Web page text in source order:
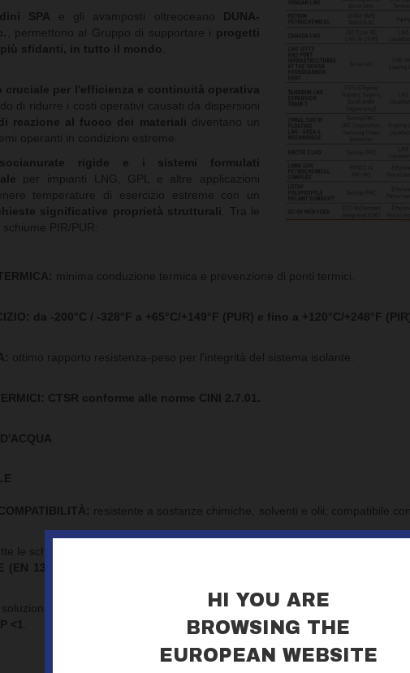
SPA e gli avamposti oltreoceano DUNA-
, permettono al Gruppo di supportare i progetti
sfidanti, in tutto il mondo
cruciale per l'efficienza e continuità operativa
di ridurre i costi operativi causati da dispersioni
reazione al fuoco dei materiali diventano un
operanti in condizioni estreme.
rigide e i sistemi formulati
per impianti LNG, GPL e altre applicazioni
temperature di esercizio estreme con un
significative proprietà strutturali
. Tra le
PIR/PUR:
minima conduzione termica e prevenzione di ponti termici.
da -200°C / -328°F a +65°C/+149°F (PUR) e fino a +120°C/+248°F
ottimo rapporto resistenza-peso per l'integrità del sistema isolante.
CTSR conforme alle norme CINI 2.7.01.
resistente a sostanze chimiche, solventi e olii; compatibile
le schiume PIR/PUR DUNA soddisfano i più severi standards di protezione
13501)
ASTM E84
DUNA sono espanse con agenti espandenti sostenibili
(NO
<1
Il Gruppo DUNA propone unagamma completa di schiume PUR/
HI YOU ARE
BROWSING THE
EUROPEAN WEBSITE